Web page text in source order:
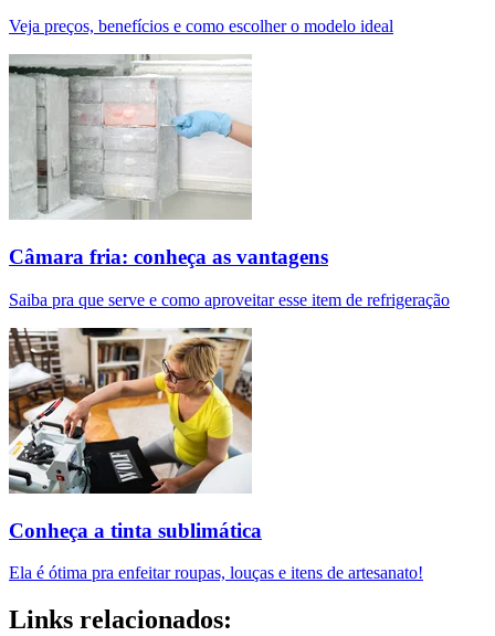
Veja preços, benefícios e como escolher o modelo ideal
Câmara fria: conheça as vantagens
Saiba pra que serve e como aproveitar esse item de refrigeração
Conheça a tinta sublimática
Ela é ótima pra enfeitar roupas, louças e itens de artesanato!
Links relacionados: